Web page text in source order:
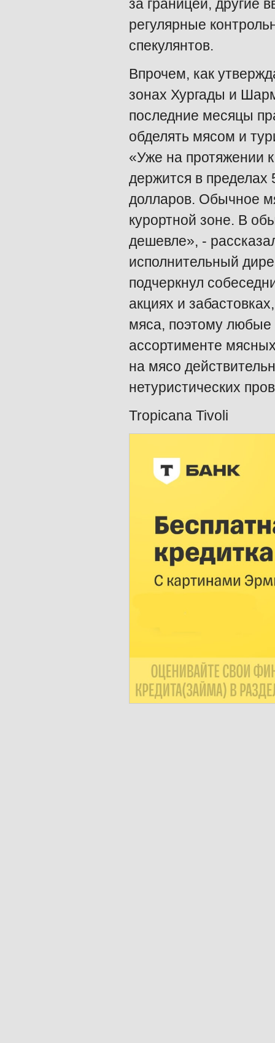
за границей, другие
регулярные
спекулянтов.
Впрочем, как
зонах Хургады и
последние месяцы
обделять мясом и
«Уже на протяжении
держится в пределах
долларов. Обычное
курортной зоне. В
дешевле», -
исполнительный
подчеркнул
акциях и
мяса, поэтому любые
ассортименте
на мясо
нетуристических
Tropicana Tivoli